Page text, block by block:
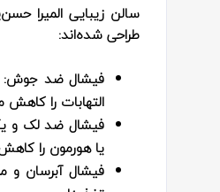
سالن زیبایی المیرا
طراحی شده‌اند:
فیشال ضد جوش:
التهابات را
فیشال ضد لک و
یا هورمون را
فیشال آبرسان و